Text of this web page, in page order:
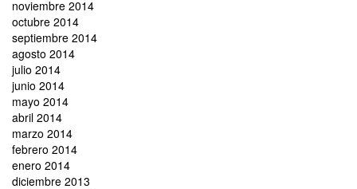
noviembre 2014
octubre 2014
septiembre 2014
agosto 2014
julio 2014
junio 2014
mayo 2014
abril 2014
marzo 2014
febrero 2014
enero 2014
diciembre 2013